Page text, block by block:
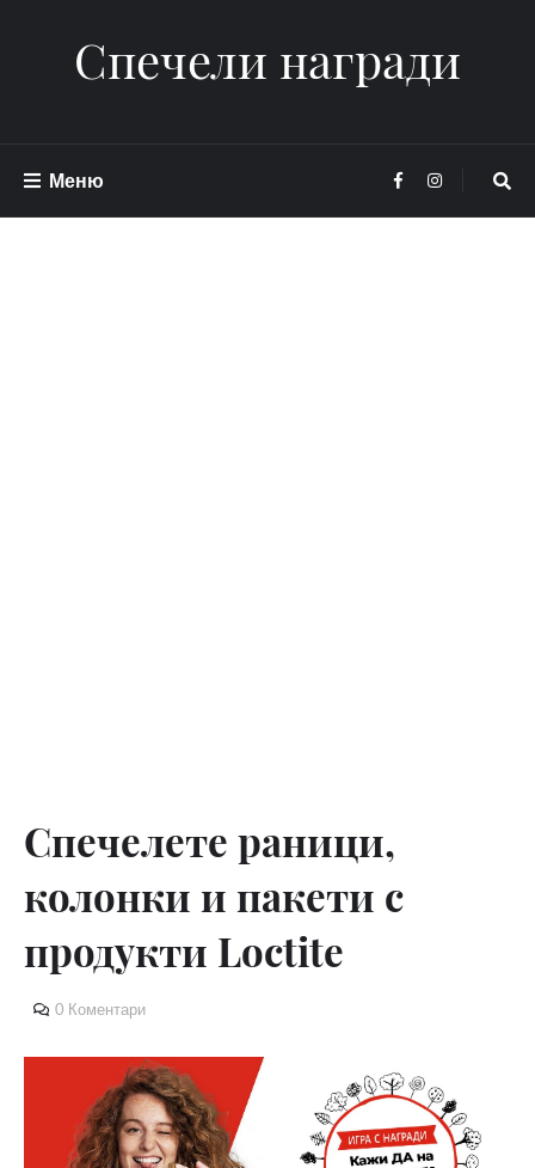
Спечели награди
Меню
Спечелете раници,
колонки и пакети с
продукти Loctite
0 Коментари